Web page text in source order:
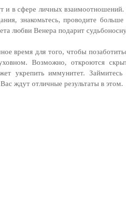
и в сфере личных
знакомьтесь, проводите
любви Венера подарит
время для того, чтобы
Возможно, откроются
укрепить иммунитет.
ждут отличные результаты в этом.